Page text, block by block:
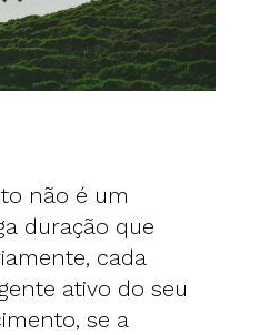
não é um
duração que
cada
ativo do seu
se a